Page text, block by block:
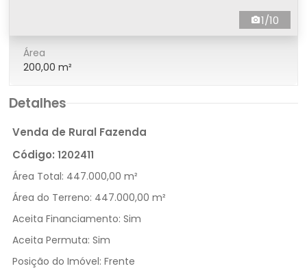
1/10
Área
200,00 m²
Detalhes
Venda de Rural Fazenda
Código: 1202411
Área Total: 447.000,00 m²
Área do Terreno: 447.000,00 m²
Aceita Financiamento: Sim
Aceita Permuta: Sim
Posição do Imóvel: Frente